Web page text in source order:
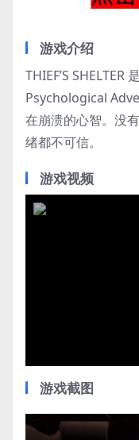
游戏介绍
THIEF’S
Psychological
在崩溃的心智。没
绪都不可信。
游戏视频
游戏截图